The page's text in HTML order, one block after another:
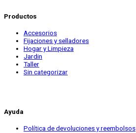
Productos
Accesorios
Fijaciones y selladores
Hogar y Limpieza
Jardin
Taller
Sin categorizar
Ayuda
Política de devoluciones y reembolsos